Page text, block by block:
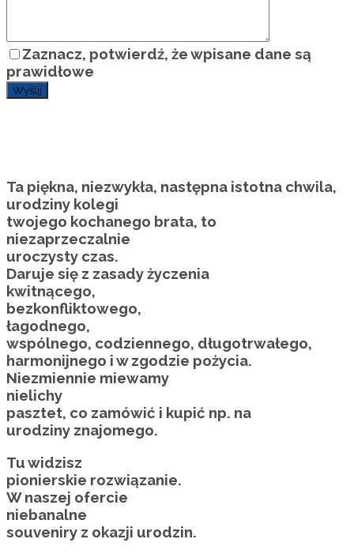
Zaznacz, potwierdź, że wpisane dane są
prawidłowe
Ta piękna, niezwykła, następna istotna chwila,
urodziny kolegi
twojego kochanego brata, to
niezaprzeczalnie
uroczysty czas.
Daruje się z zasady życzenia
kwitnącego,
bezkonfliktowego,
łagodnego,
wspólnego, codziennego, długotrwałego,
harmonijnego i w zgodzie pożycia.
Niezmiennie miewamy
nielichy
pasztet, co zamówić i kupić np. na
urodziny znajomego.
Tu widzisz
pionierskie rozwiązanie.
W naszej ofercie
niebanalne
souveniry z okazji urodzin.